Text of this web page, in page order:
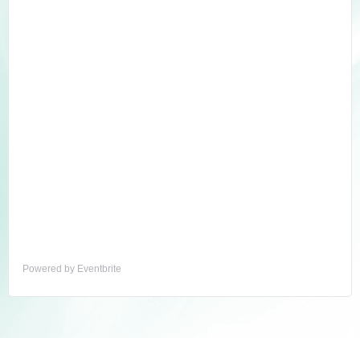
Powered by Eventbrite